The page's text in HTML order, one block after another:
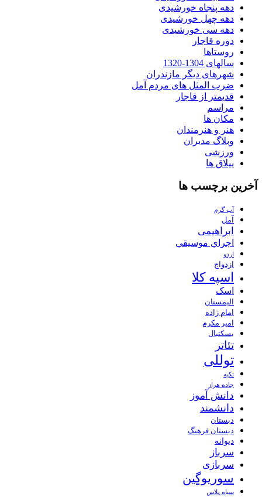
دهه پنجاه خورشیدی
دهه چهل خورشیدی
دهه سی خورشیدی
دوره قاجار
روستاها
سالهای 1304-1320
شهرهای دیگر مازندران
ضرب المثل های مردم آمل
قدیمتر از قاجار
مراسم
مکان ها
هنر و هنرمندان
وبلاگ مدیران
ورزشی
ییلاق ها
آخرین برچسب ها
آب گرم
آمل
ابراهیمی
اجراي موسيقي
اردو
ازدواج
اسپه کلا
اسک
الیمستان
امام زاده
امیر مکرم
بسکتبال
تئاتر
توللی
تکیه
جاده هراز
دانش آموز
دانشمند
دبستان
دبستان فرهنگ
دیوانه
سرباز
سربازی
سوریوگین
سیاه پلاس